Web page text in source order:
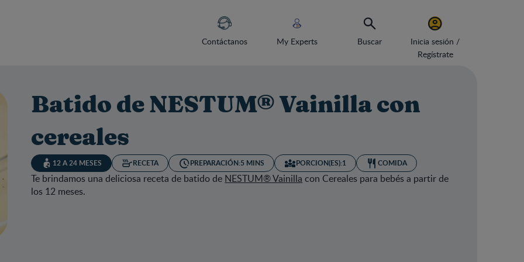
Contáctanos My Experts Buscar
Inicia sesión /
Regístrate
Batido de NESTUM® Vainilla con
cereales
12 A 24 MESES RECETA PREPARACIÓN:5 MINS PORCION(ES):1 COMIDA
Te brindamos una deliciosa receta de batido de NESTUM® Vainilla con Cereales para bebés a partir de
los 12 meses.